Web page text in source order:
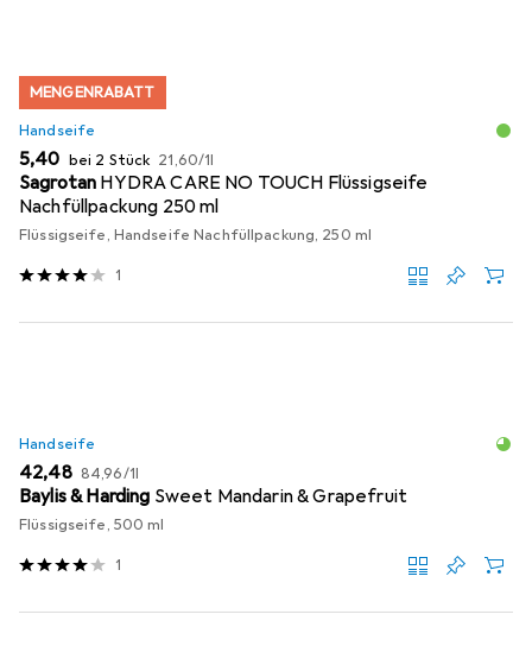
MENGENRABATT
Handseife
EUR
5,40 bei 2 Stück EUR
21,60/1l
Sagrotan HYDRA CARE NO TOUCH Flüssigseife
Nachfüllpackung 250 ml
Flüssigseife, Handseife Nachfüllpackung, 250 ml
1
Handseife
EUR
42,48 EUR
84,96/1l
Baylis & Harding Sweet Mandarin & Grapefruit
Flüssigseife, 500 ml
1